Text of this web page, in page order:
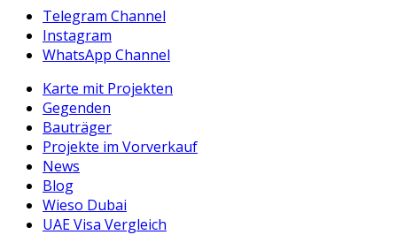
Telegram Channel
Instagram
WhatsApp Channel
Karte mit Projekten
Gegenden
Bauträger
Projekte im Vorverkauf
News
Blog
Wieso Dubai
UAE Visa Vergleich